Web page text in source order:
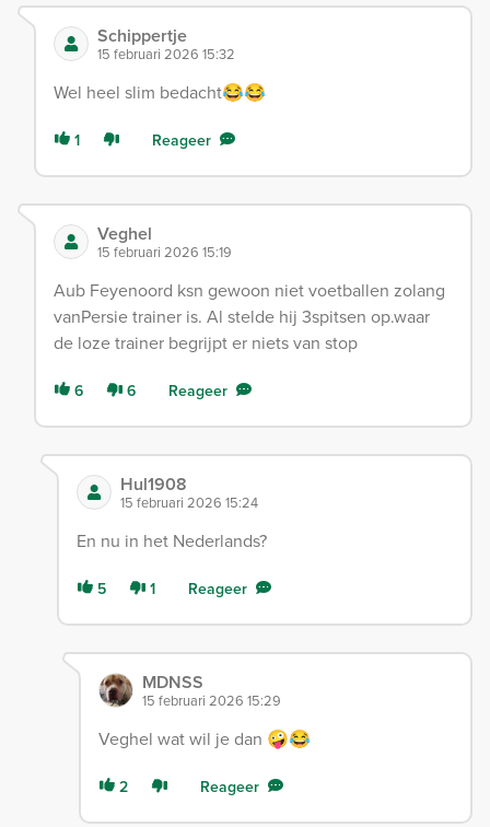
Schippertje
15 februari 2026 15:32
Wel heel slim bedacht😂😂
1 Reageer
Veghel
15 februari 2026 15:19
Aub Feyenoord ksn gewoon niet voetballen zolang
vanPersie trainer is. Al stelde hij 3spitsen op.waar
de loze trainer begrijpt er niets van stop
6 6 Reageer
Hul1908
15 februari 2026 15:24
En nu in het Nederlands?
5 1 Reageer
MDNSS
15 februari 2026 15:29
Veghel wat wil je dan 🤪😂
2 Reageer